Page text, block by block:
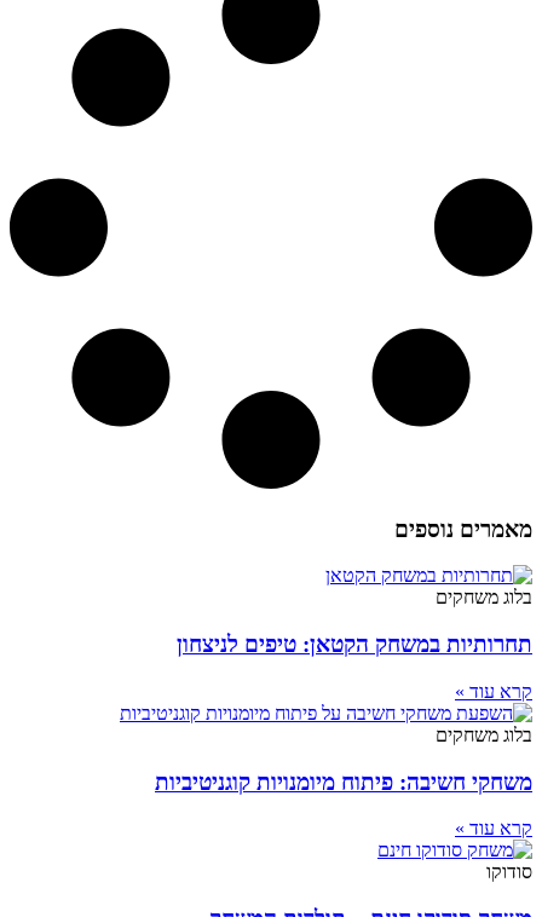
מאמרים נוספים
בלוג משחקים
תחרותיות במשחק הקטאן: טיפים לניצחון
קרא עוד »
בלוג משחקים
משחקי חשיבה: פיתוח מיומנויות קוגניטיביות
קרא עוד »
סודוקו